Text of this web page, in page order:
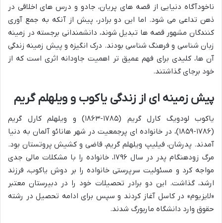
ناخودآگاه دنیایی از قصه های پریان، جادو و درس های اخلاقی در
ذهن تداعی می شود. اما این دو برادر، پیش از آنکه به جمع آوری
کنندگان مشهور قصه ها تبدیل شوند، دانشمندانی برجسته در زمینه
زبان شناسی و فرهنگ شناسی بودند. درک انگیزه و پیش زمینه زندگی
آن ها، کلیدی برای فهم عمیق تر اهمیت جاودانه اثری است که از
خود برجای گذاشتند.
پیش زمینه ای از زندگی یاکوب و ویلهلم گریم
یاکوب لودویگ کارل گریم (۱۷۸۵-۱۸۶۳) و ویلهلم کارل گریم
(۱۷۸۶-۱۸۵۹)، در خانواده ای پرجمعیت در شهر هانائو آلمان به دنیا
آمدند. پدرشان، فیلیپ ویلهلم گریم، قاضی و کشیش پروتستان بود.
مرگ زودهنگام پدر در سال ۱۷۹۶، خانواده را با مشکلات مالی جدی
مواجه کرد و مسئولیت سرپرستی خانواده را بر دوش یاکوب، فرزند
ارشد، گذاشت. این دو برادر تحصیلات خود را در دبیرستان معتبر
«لایزیوم» در کاسل آغاز کردند و سپس برای ادامه تحصیل در رشته
حقوق وارد دانشگاه ماربورگ شدند.